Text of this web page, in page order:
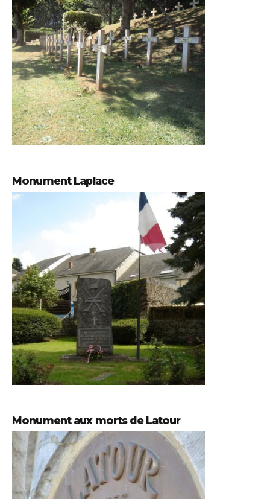
Monument Laplace
Monument aux morts de Latour